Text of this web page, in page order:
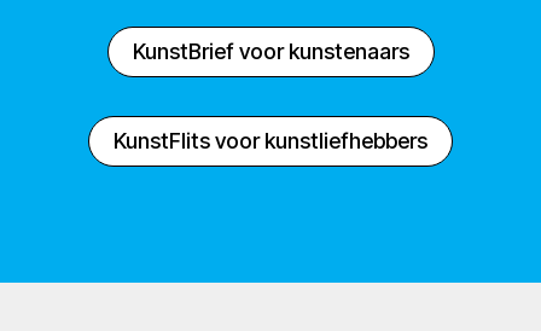
KunstBrief voor kunstenaars
KunstFlits voor kunstliefhebbers